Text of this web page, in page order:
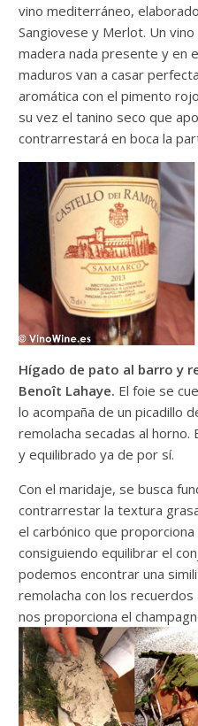
vino mediterráneo,
Sangiovese y Merlot. Un
madera nada presente y en
maduros van a casar
aromática con el pimento
su vez el tanino seco que
contrarrestará en boca la
Hígado de pato al barro y
Benoît Lahaye. El foie se
lo acompaña de un picadillo
remolacha secadas al horno.
y equilibrado ya de por sí.
Con el maridaje, se busca
contrarrestar la textura
el carbónico que
consiguiendo equilibrar el
podemos encontrar una
remolacha con los
nos proporciona el